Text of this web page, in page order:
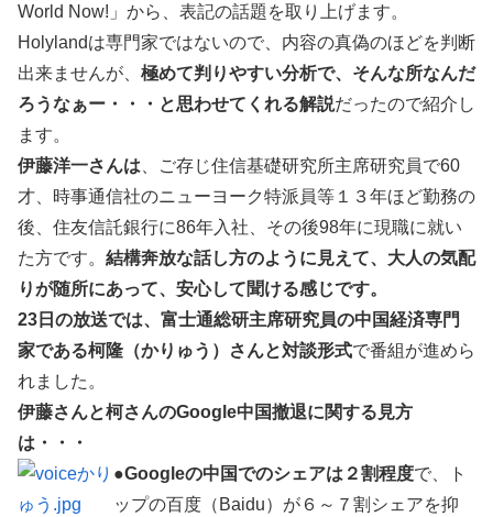
World Now!」から、表記の話題を取り上げます。
Holylandは専門家ではないので、内容の真偽のほどを判断
出来ませんが、 極めて判りやすい分析で、そんな所なんだ
ろうなぁー・・・と思わせてくれる解説だったので紹介し
ます。
伊藤洋一さんは 、ご存じ住信基礎研究所主席研究員で60
才、時事通信社のニューヨーク特派員等１３年ほど勤務の
後、住友信託銀行に86年入社、その後98年に現職に就い
た方です。 結構奔放な話し方のように見えて、大人の気配
りが随所にあって、安心して聞ける感じです。
23日の放送では、富士通総研主席研究員の中国経済専門
家である柯隆（かりゅう）さんと対談形式で番組が進めら
れました。
伊藤さんと柯さんのGoogle中国撤退に関する見方
は・・・
●Googleの中国でのシェアは２割程度で、ト
ップの百度（Baidu）が６～７割シェアを抑